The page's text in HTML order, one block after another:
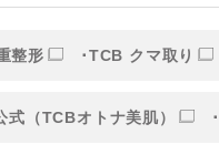
整形 TCB クマ取り
式（TCBオトナ美肌）